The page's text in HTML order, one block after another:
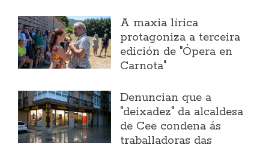
A maxia lírica
protagoniza a terceira
edición de "Ópera en
Carnota"
Denuncian que a
"deixadez" da alcaldesa
de Cee condena ás
traballadoras das